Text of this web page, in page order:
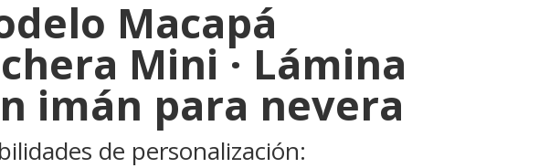
Macapá
Mini · Lámina
imán para nevera
de personalización: